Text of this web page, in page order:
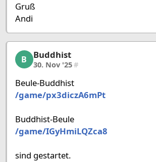
Gruß
Andi
Buddhist, 21/58, 30. Nov '25
B Buddhist
30. Nov '25#
Beule-Buddhist
/game/px3diczA6mPt
Buddhist-Beule
/game/IGyHmiLQZca8
sind gestartet.